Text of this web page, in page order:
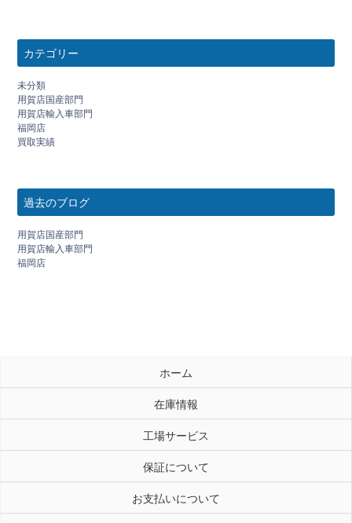
カテゴリー
未分類
用賀店国産部門
用賀店輸入車部門
福岡店
買取実績
過去のブログ
用賀店国産部門
用賀店輸入車部門
福岡店
ホーム
在庫情報
工場サービス
保証について
お支払いについて